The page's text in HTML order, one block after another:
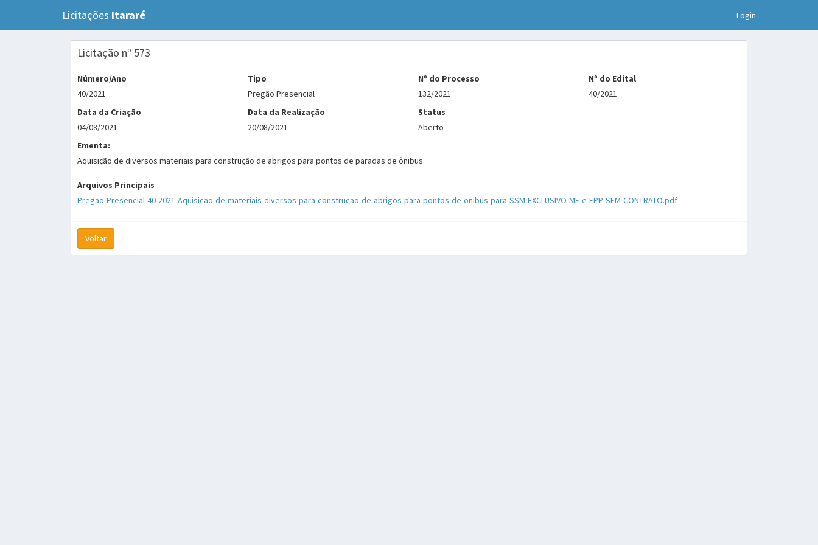
Licitações Itararé Login
Licitação nº 573
Número/Ano
40/2021
Tipo
Pregão Presencial
Nº do Processo
132/2021
Nº do Edital
40/2021
Data da Criação
04/08/2021
Data da Realização
20/08/2021
Status
Aberto
Ementa:
Aquisição de diversos materiais para construção de abrigos para pontos de paradas de ônibus.
Arquivos Principais
Pregao-Presencial-40-2021-Aquisicao-de-materiais-diversos-para-construcao-de-abrigos-para-pontos-de-onibus-para-SSM-EXCLUSIVO-ME-e-EPP-SEM-CONTRATO.pdf
Voltar